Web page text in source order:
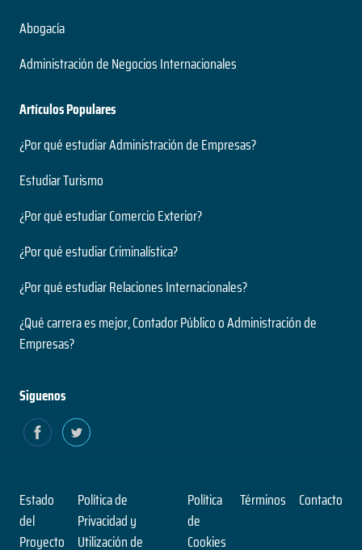
Abogacía
Administración de Negocios Internacionales
Artículos Populares
¿Por qué estudiar Administración de Empresas?
Estudiar Turismo
¿Por qué estudiar Comercio Exterior?
¿Por qué estudiar Criminalística?
¿Por qué estudiar Relaciones Internacionales?
¿Qué carrera es mejor, Contador Público o Administración de
Empresas?
Siguenos
Estado
del
Proyecto
Política de
Privacidad y
Utilización de
Política
de
Cookies
Términos Contacto